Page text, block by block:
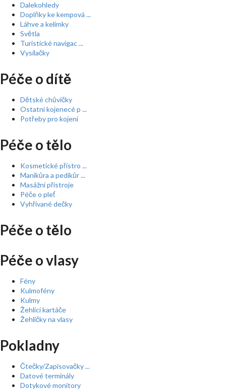
Dalekohledy
Doplňky ke kempová ...
Láhve a kelímky
Světla
Turistické navigac ...
Vysílačky
Péče o dítě
Dětské chůvičky
Ostatní kojenecé p ...
Potřeby pro kojení
Péče o tělo
Kosmetické přístro ...
Manikůra a pedikůr ...
Masážní přístroje
Péče o pleť
Vyhřívané dečky
Péče o tělo
Péče o vlasy
Fény
Kulmofény
Kulmy
Žehlící kartáče
Žehličky na vlasy
Pokladny
Čtečky/Zapisovačky ...
Datové terminály
Dotykové monitory